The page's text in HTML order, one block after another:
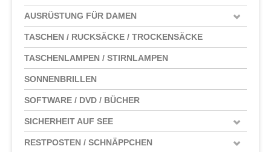
AUSRÜSTUNG FÜR DAMEN
TASCHEN / RUCKSÄCKE / TROCKENSÄCKE
TASCHENLAMPEN / STIRNLAMPEN
SONNENBRILLEN
SOFTWARE / DVD / BÜCHER
SICHERHEIT AUF SEE
RESTPOSTEN / SCHNÄPPCHEN